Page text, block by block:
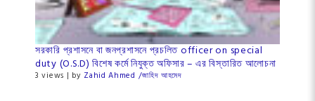
সরকারি প্রশাসনে বা জনপ্রশাসনে প্রচলিত officer on special
duty (O.S.D) বিশেষ কর্মে নিযুক্ত অফিসার – এর বিস্তারিত আলোচনা
3 views | by Zahid Ahmed /জা‌হিদ আহমেদ